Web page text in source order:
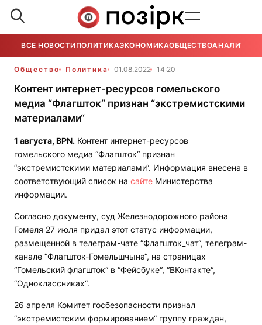
ВСЕ НОВОСТИ ПОЛИТИКАЭКОНОМИКАОБЩЕСТВОАНАЛИТИКА
Общество Политика 01.08.2022 14:20
Контент интернет-ресурсов гомельского
медиа “Флагшток“ признан “экстремистскими
материалами“
1 августа, BPN. Контент интернет-ресурсов
гомельского медиа “Флагшток“ признан
“экстремистскими материалами“. Информация внесена в
соответствующий список на сайте Министерства
информации.
Согласно документу, суд Железнодорожного района
Гомеля 27 июля придал этот статус информации,
размещенной в телеграм-чате “Флагшток_чат“, телеграм-
канале “Флагшток-Гомельшчына“, на страницах
“Гомельский флагшток“ в “Фейсбуке“, “ВКонтакте“,
“Одноклассниках“.
26 апреля Комитет госбезопасности признал
“экстремистским формированием“ группу граждан,